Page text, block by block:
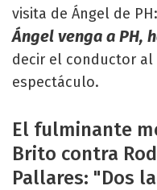
visita de Ángel de
Ángel venga a PH,
decir el conductor
espectáculo.
El fulminante
Brito contra
Pallares: "Dos